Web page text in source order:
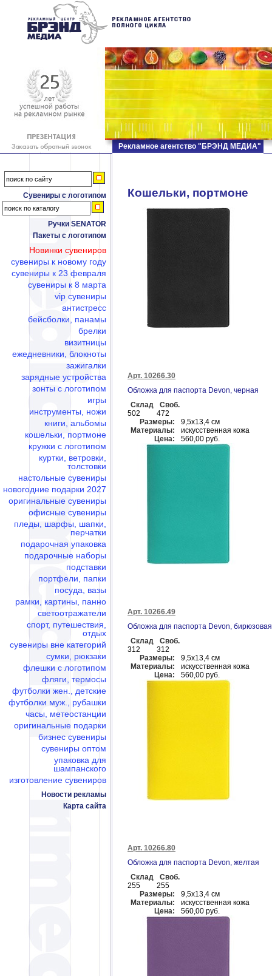
Сувениры с логотипом
Ручки SENATOR
Пакеты с логотипом
Новинки сувениров
сувениры к новому году
сувениры к 23 февраля
сувениры к 8 марта
vip сувениры
антистресс
бейсболки, панамы
брелки
визитницы
ежедневники, блокноты
зажигалки
зарядные устройства
зонты с логотипом
игры
инструменты, ножи
книги, альбомы
кошельки, портмоне
кружки с логотипом
куртки, ветровки,
толстовки
настольные сувениры
новогодние подарки 2027
оригинальные сувениры
офисные сувениры
пледы, шарфы, шапки,
перчатки
подарочная упаковка
подарочные наборы
подставки
портфели, папки
посуда, вазы
рамки, картины, панно
светоотражатели
спорт, путешествия,
отдых
сувениры вне категорий
сумки, рюкзаки
флешки c логотипом
фляги, термосы
футболки жен., детские
футболки муж., рубашки
часы, метеостанции
оригинальные подарки
бизнес сувениры
сувениры оптом
упаковка для
шампанского
изготовление сувениров
Новости рекламы
Карта сайта
Рекламное агентство "БРЭНД МЕДИА"
Кошельки, портмоне
Арт. 10266.30
Обложка для паспорта Devon, черная
Склад
Своб.
502
472
Размеры:
9,5х13,4 см
Материалы:
искусственная кожа
Цена:
560,00 руб.
Арт. 10266.49
Обложка для паспорта Devon, бирюзовая
Склад
Своб.
312
312
Размеры:
9,5х13,4 см
Материалы:
искусственная кожа
Цена:
560,00 руб.
Арт. 10266.80
Обложка для паспорта Devon, желтая
Склад
Своб.
255
255
Размеры:
9,5х13,4 см
Материалы:
искусственная кожа
Цена:
560,00 руб.